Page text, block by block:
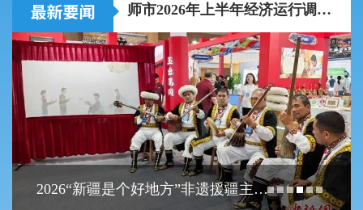
师市2026年上半年经济运行调度分析会召开
2026“新疆是个好地方”非遗援疆主题展示活动呈现共创成果
关于2026年第十四师昆玉市事业单位面向师市...